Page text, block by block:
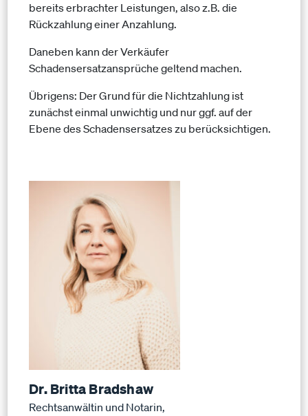
bereits erbrachter Leistungen, also z.B. die
Rückzahlung einer Anzahlung.
Daneben kann der Verkäufer
Schadensersatzansprüche geltend machen.
Übrigens: Der Grund für die Nichtzahlung ist
zunächst einmal unwichtig und nur ggf. auf der
Ebene des Schadensersatzes zu berücksichtigen.
Dr. Britta Bradshaw
Rechtsanwältin und Notarin,